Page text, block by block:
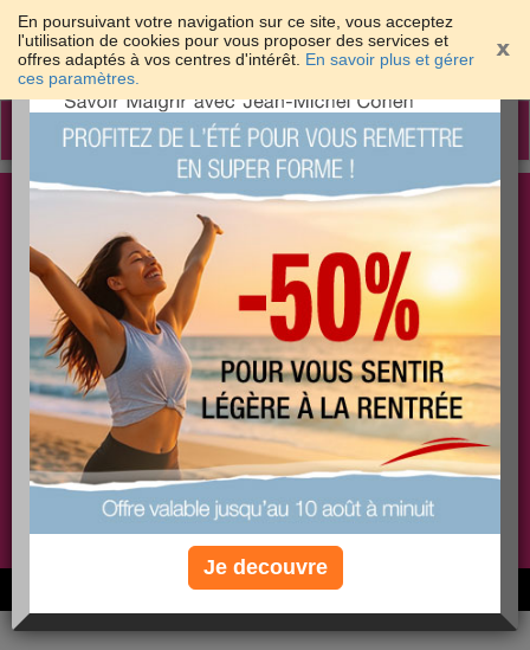
En poursuivant votre navigation sur ce site, vous acceptez
l'utilisation de cookies pour vous proposer des services et
offres adaptés à vos centres d'intérêt. En savoir plus et gérer
ces paramètres.
Toggle
Les meilleures solutions pour maigrir et être bien
dans sa peau
PLUS
EFFICACE
PLUS
SANTÉ
PLUS
COACHING
Non, je préfère le régime gratuit
6M de personnes ont maigri et réappris à manger avec nous
×
Je decouvre